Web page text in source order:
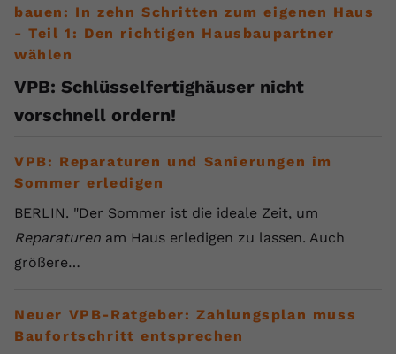
bauen: In zehn Schritten zum eigenen Haus
- Teil 1: Den richtigen Hausbaupartner
wählen
VPB: Schlüsselfertighäuser nicht
vorschnell ordern!
VPB: Reparaturen und Sanierungen im
Sommer erledigen
BERLIN. "Der Sommer ist die ideale Zeit, um
Reparaturen am Haus erledigen zu lassen. Auch
größere…
Neuer VPB-Ratgeber: Zahlungsplan muss
Baufortschritt entsprechen
Anbieter Youtube.com
Laufzeit
Zweck
Dieser von YouTube gesetzte Cookie
Daten darüber zu speichern, welche
gesehen hat.
Name yt-remote-connected-devices
Anbieter
YouTube setzt diesen Cookie, um die